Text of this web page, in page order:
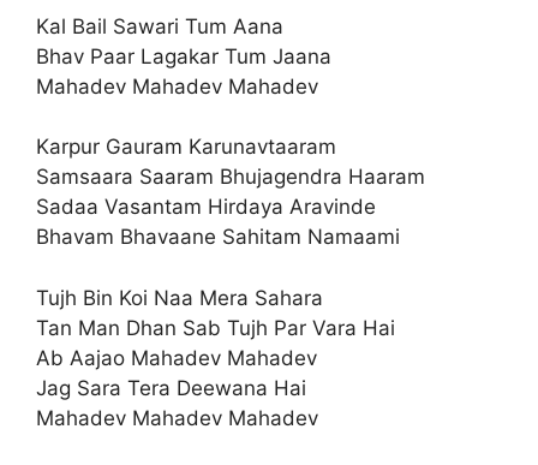
Kal Bail Sawari Tum Aana
Bhav Paar Lagakar Tum Jaana
Mahadev Mahadev Mahadev
Karpur Gauram Karunavtaaram
Samsaara Saaram Bhujagendra Haaram
Sadaa Vasantam Hirdaya Aravinde
Bhavam Bhavaane Sahitam Namaami
Tujh Bin Koi Naa Mera Sahara
Tan Man Dhan Sab Tujh Par Vara Hai
Ab Aajao Mahadev Mahadev
Jag Sara Tera Deewana Hai
Mahadev Mahadev Mahadev